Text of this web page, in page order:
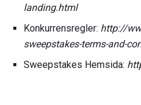
landing.html
Konkurrensregler: http://
sweepstakes-terms-and-
Sweepstakes Hemsida: